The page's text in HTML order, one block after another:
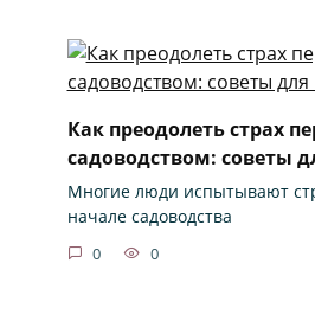
Как преодолеть страх
садоводством: советы
Многие люди испытывают
начале садоводства
0 0